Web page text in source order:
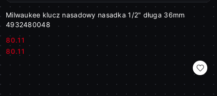
Milwaukee klucz nasadowy nasadka 1/2" długa 36mm
4932480048
Cena:
80.11
Cena:
80.11